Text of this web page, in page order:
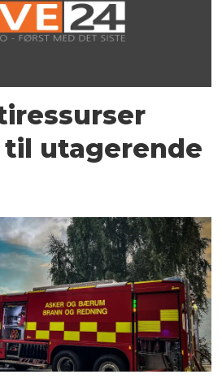
utagerende